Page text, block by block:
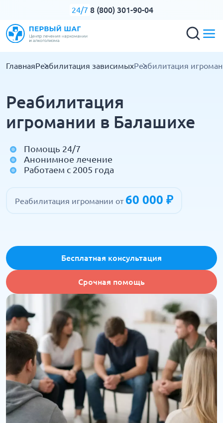
24/7 8 (800) 301-90-04
ГлавнаяРеабилитация зависимыхРеабилитация
Реабилитация
игромании в Балашихе
Помощь 24/7
Анонимное лечение
Работаем с 2005 года
Реабилитация игромании от 60 000 ₽
Бесплатная консультация
Срочная помощь